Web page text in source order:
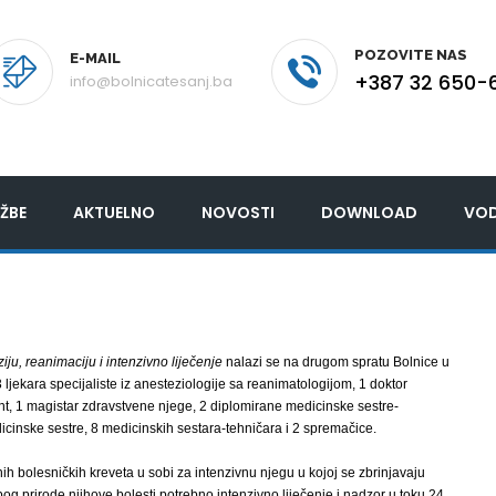
E-MAIL
info@bolnicatesanj.ba
POZOVITE NAS
+387 32 650-
AKTUELNO NOVOSTI DOWNLOAD
reanimaciju i intenzivno liječenje nalazi se na drugom spratu Bolnice u
ljekara specijaliste iz anesteziologije sa reanimatologijom, 1 doktor
1 magistar zdravstvene njege, 2 diplomirane medicinske sestre-
sestre, 8 medicinskih sestara-tehničara i 2 spremačice.
bolesničkih kreveta u sobi za intenzivnu njegu u kojoj se zbrinjavaju